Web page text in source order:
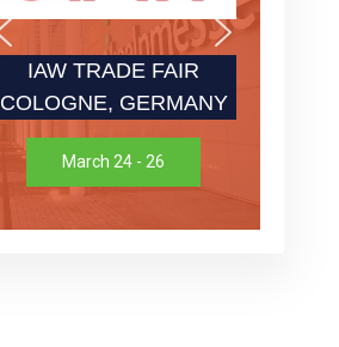
IAW TRADE FAIR
COLOGNE, GERMANY
March 24 - 26